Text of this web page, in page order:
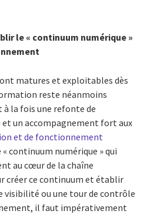
le « continuum numérique »
matures et exploitables dès
reste néanmoins
la fois une refonte de
et un accompagnement fort aux
et de fonctionnement
continuum numérique » qui
au cœur de la chaîne
créer ce continuum et établir
visibilité ou une tour de contrôle
il faut impérativement